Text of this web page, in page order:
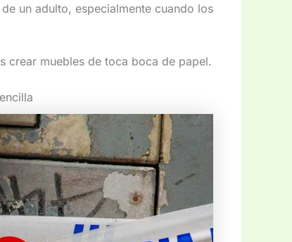
un adulto, especialmente cuando los
crear muebles de toca boca de papel.